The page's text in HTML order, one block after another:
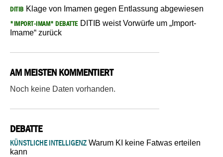
DITIB Klage von Imamen gegen Entlassung abgewiesen
"IMPORT-IMAM" DEBATTEDITIB weist Vorwürfe um „Import-
Imame“ zurück
AM MEISTEN KOMMENTIERT
Noch keine Daten vorhanden.
DEBATTE
KÜNSTLICHE INTELLIGENZ Warum KI keine Fatwas erteilen
kann